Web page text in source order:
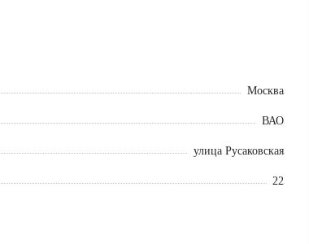
Москва
ВАО
улица Русаковская
22